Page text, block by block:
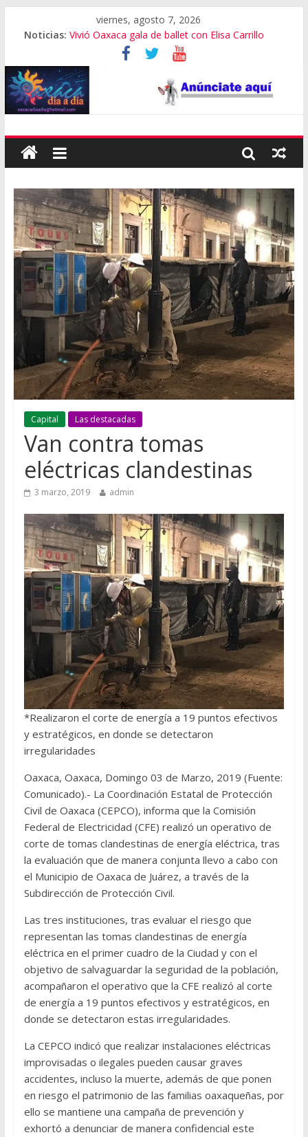
viernes, agosto 7, 2026
Noticias: Vivió Oaxaca gala de ballet con Elisa Carrillo
El pionero de la escalada en Oaxaca
Oaxaca capital, 3er destino más feliz del mundo
Vestimenta en Quialana, expuesta al plagio
Aniversario del Museo Frissell de Mitla
Capital Las destacadas
Van contra tomas
eléctricas clandestinas
3 marzo, 2019 admin
*Realizaron el corte de energía a 19 puntos efectivos
y estratégicos, en donde se detectaron
irregularidades
Oaxaca, Oaxaca, Domingo 03 de Marzo, 2019 (Fuente:
Comunicado).- La Coordinación Estatal de Protección
Civil de Oaxaca (CEPCO), informa que la Comisión
Federal de Electricidad (CFE) realizó un operativo de
corte de tomas clandestinas de energía eléctrica, tras
la evaluación que de manera conjunta llevo a cabo con
el Municipio de Oaxaca de Juárez, a través de la
Subdirección de Protección Civil.
Las tres instituciones, tras evaluar el riesgo que
representan las tomas clandestinas de energía
eléctrica en el primer cuadro de la Ciudad y con el
objetivo de salvaguardar la seguridad de la población,
acompañaron el operativo que la CFE realizó al corte
de energía a 19 puntos efectivos y estratégicos, en
donde se detectaron estas irregularidades.
La CEPCO indicó que realizar instalaciones eléctricas
improvisadas o ilegales pueden causar graves
accidentes, incluso la muerte, además de que ponen
en riesgo el patrimonio de las familias oaxaqueñas, por
ello se mantiene una campaña de prevención y
exhortó a denunciar de manera confidencial este